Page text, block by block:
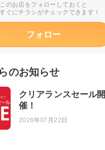
このお店をフォローしておくと
ぐにチラシがチェックできます！
フォロー
のお知らせ
クリアランスセール開
催！
2026年07月22日